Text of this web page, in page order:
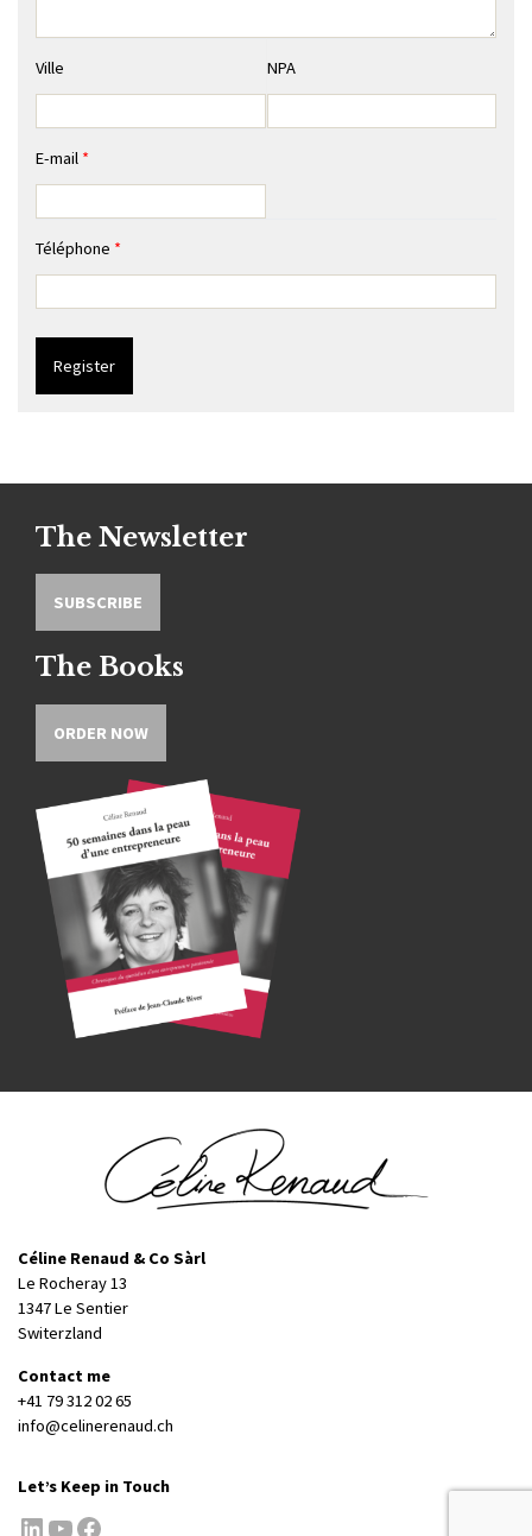
Ville NPA
E-mail *
Téléphone *
The Newsletter
SUBSCRIBE
The Books
ORDER NOW
Céline Renaud & Co Sàrl
Le Rocheray 13
1347 Le Sentier
Switerzland
Contact me
+41 79 312 02 65
info@celinerenaud.ch
Let’s Keep in Touch